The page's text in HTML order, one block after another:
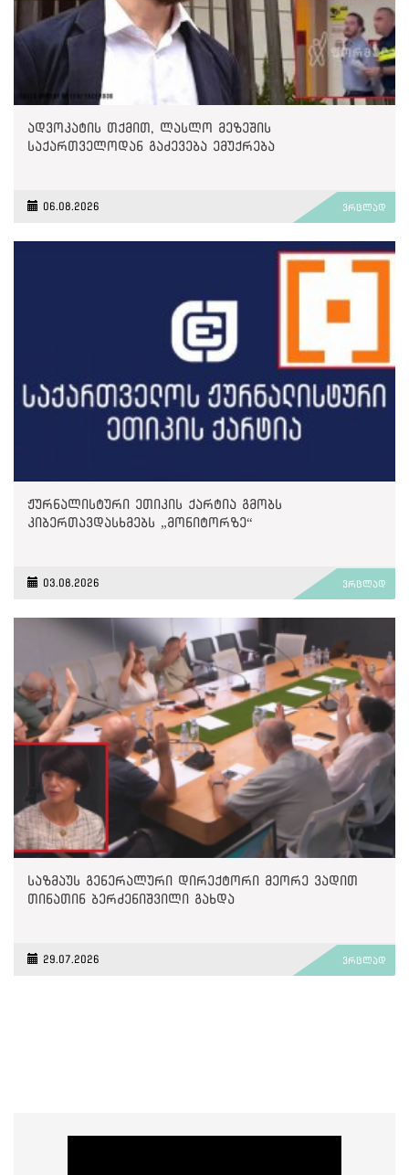
ადვოკატის თქმით, ლასლო მეზეშის
საქართველოდან გაძევება ემუქრება
06.08.2026 ვრცლად
ჟურნალისტური ეთიკის ქარტია გმობს
კიბერთავდასხმებს „მონიტორზე“
03.08.2026 ვრცლად
საზმაუს გენერალური დირექტორი მეორე ვადით
თინათინ ბერძენიშვილი გახდა
29.07.2026 ვრცლად